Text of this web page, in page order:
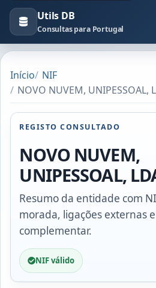
Utils DB
Consultas para Portugal
Início
NIF
NOVO NUVEM, UNIPESSOAL,
REGISTO CONSULTADO
NOVO NUVEM,
UNIPESSOAL,
Resumo da entidade com
morada, ligações externas
complementar.
NIF válido